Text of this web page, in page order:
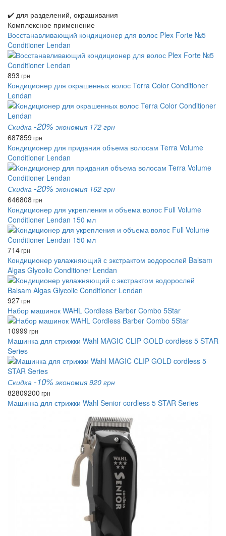
✔️ для разделений, окрашивания
Комплексное применение
Восстанавливающий кондиционер для волос Plex Forte №5
Conditioner Lendan
893 грн
Кондиционер для окрашенных волос Terra Color Conditioner
Lendan
Скидка -20% экономия 172 грн
687859 грн
Кондиционер для придания объема волосам Terra Volume
Conditioner Lendan
Скидка -20% экономия 162 грн
646808 грн
Кондиционер для укрепления и объема волос Full Volume
Conditioner Lendan 150 мл
714грн
Кондиционер увлажняющий с экстрактом водорослей Balsam
Algas Glycolic Conditioner Lendan
927грн
Набор машинок WAHL Cordless Barber Combo 5Star
10999 грн
Машинка для стрижки Wahl MAGIC CLIP GOLD cordless 5 STAR
Series
Скидка -10% экономия 920 грн
82809200 грн
Машинка для стрижки Wahl Senior cordless 5 STAR Series